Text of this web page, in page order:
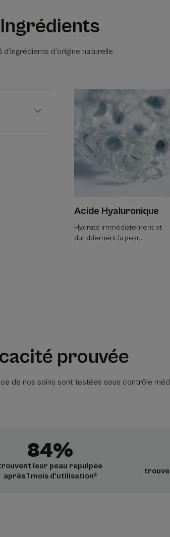
Ingrédients
d'ingrédients d'origine naturelle
Acide Hyaluronique
Hydrate immédiatement et
durablement la peau.
prouvée
de nos soins sont testées sous contrôle
84%
leur peau repulpée
après 1 mois d'utilisation³